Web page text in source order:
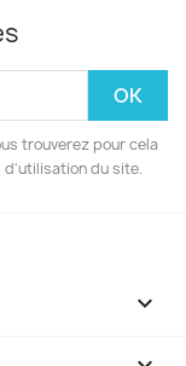
trouverez pour cela
du site.
